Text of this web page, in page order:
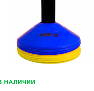
НАЛИЧИИ